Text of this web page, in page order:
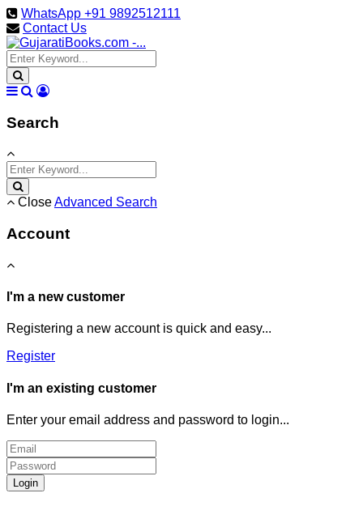
WhatsApp +91 9892512111
Contact Us
Search
CloseAdvanced Search
Account
I'm a new customer
Registering a new account is quick and easy...
Register
I'm an existing customer
Enter your email address and password to login...
Login